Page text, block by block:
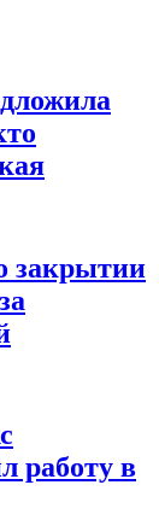
закрытии
работу в